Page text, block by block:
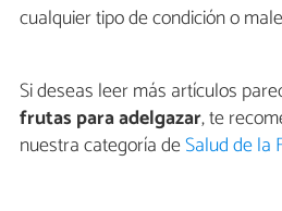
cualquier tipo de condición o
Si deseas leer más artículos
frutas para adelgazar, te
nuestra categoría deSalud de la